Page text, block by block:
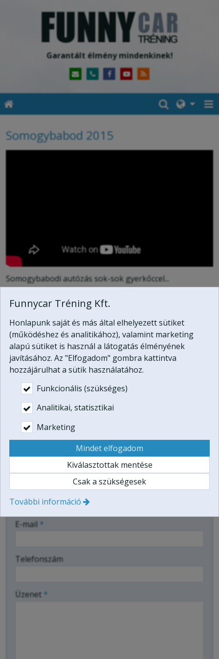
Garantált élmény mindenkinek!
Somogybabod 2015
Somogybabodi autózás sok-sok gyerkőccel...
Kapcsolat
Funnycar Tréning Kft.
2131 Göd, Jósika utca 14.
Telefonszám: +36 20 625 9419
E-mail:
Web:
http://www.funnycar.hu/
Névjegykártya mentése
Üzenetküldés
-
-
Név*
E-mail *
Telefonszám
Üzenet *
Funnycar Tréning Kft.
Honlapunk saját és más által elhelyezett sütiket
(működéshez és analitikához), valamint marketing
alapú sütiket is használ a látogatás élményének
javításához. Az "Elfogadom" gombra kattintva
hozzájárulhat a sütik használatához.
Funkcionális (szükséges)
Analitikai, statisztikai
Marketing
Mindet elfogadom
Kiválasztottak mentése
Csak a szükségesek
További információ